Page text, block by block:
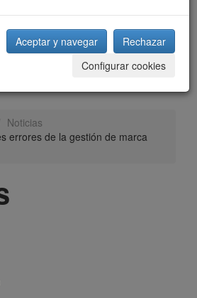
Noticias
errores de la gestión de marca
Aceptar y navegar
Rechazar
Configurar cookies